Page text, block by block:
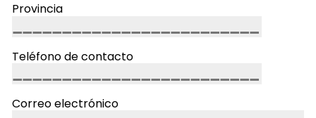
Provincia
Teléfono de contacto
Correo electrónico